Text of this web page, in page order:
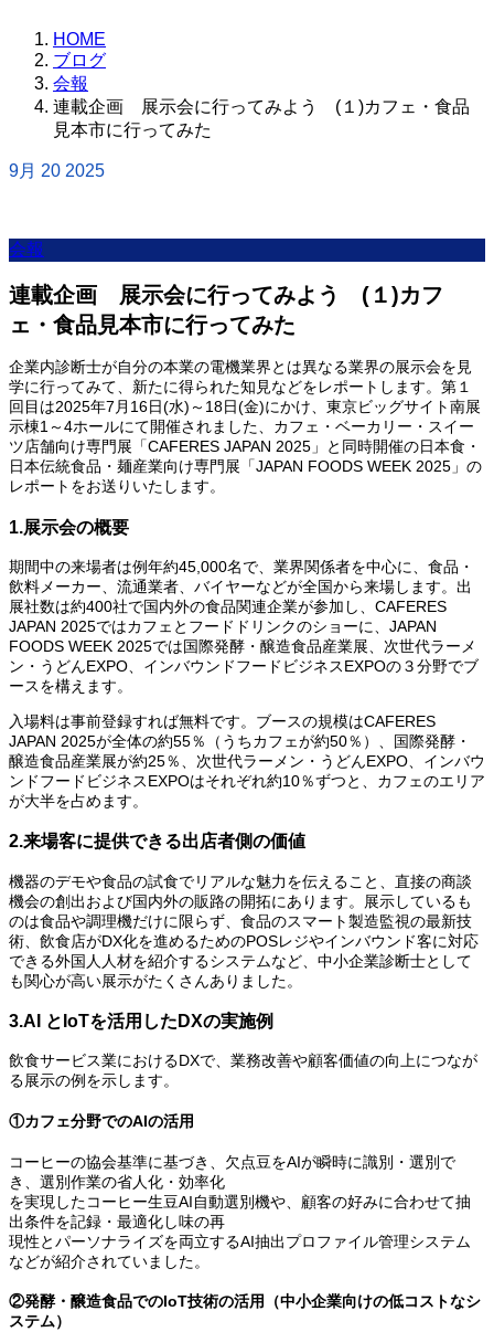
HOME
ブログ
会報
連載企画 展示会に行ってみよう (１)カフェ・食品
見本市に行ってみた
9月 20 2025
会報
連載企画 展示会に行ってみよう (１)カフ
ェ・食品見本市に行ってみた
企業内診断士が自分の本業の電機業界とは異なる業界の展示会を見
学に行ってみて、新たに得られた知見などをレポートします。第１
回目は2025年7月16日(水)～18日(金)にかけ、東京ビッグサイト南展
示棟1～4ホールにて開催されました、カフェ・ベーカリー・スイー
ツ店舗向け専門展「CAFERES JAPAN 2025」と同時開催の日本食・
日本伝統食品・麺産業向け専門展「JAPAN FOODS WEEK 2025」の
レポートをお送りいたします。
1.展示会の概要
期間中の来場者は例年約45,000名で、業界関係者を中心に、食品・
飲料メーカー、流通業者、バイヤーなどが全国から来場します。出
展社数は約400社で国内外の食品関連企業が参加し、CAFERES
JAPAN 2025ではカフェとフードドリンクのショーに、JAPAN
FOODS WEEK 2025では国際発酵・醸造食品産業展、次世代ラーメ
ン・うどんEXPO、インバウンドフードビジネスEXPOの３分野でブ
ースを構えます。
入場料は事前登録すれば無料です。ブースの規模はCAFERES
JAPAN 2025が全体の約55％（うちカフェが約50％）、国際発酵・
醸造食品産業展が約25％、次世代ラーメン・うどんEXPO、インバウ
ンドフードビジネスEXPOはそれぞれ約10％ずつと、カフェのエリア
が大半を占めます。
2.来場客に提供できる出店者側の価値
機器のデモや食品の試食でリアルな魅力を伝えること、直接の商談
機会の創出および国内外の販路の開拓にあります。展示しているも
のは食品や調理機だけに限らず、食品のスマート製造監視の最新技
術、飲食店がDX化を進めるためのPOSレジやインバウンド客に対応
できる外国人人材を紹介するシステムなど、中小企業診断士として
も関心が高い展示がたくさんありました。
3.AI とIoTを活用したDXの実施例
飲食サービス業におけるDXで、業務改善や顧客価値の向上につなが
る展示の例を示します。
①カフェ分野でのAIの活用
コーヒーの協会基準に基づき、欠点豆をAIが瞬時に識別・選別で
き、選別作業の省人化・効率化
を実現したコーヒー生豆AI自動選別機や、顧客の好みに合わせて抽
出条件を記録・最適化し味の再
現性とパーソナライズを両立するAI抽出プロファイル管理システム
などが紹介されていました。
②発酵・醸造食品でのIoT技術の活用（中小企業向けの低コストなシ
ステム）